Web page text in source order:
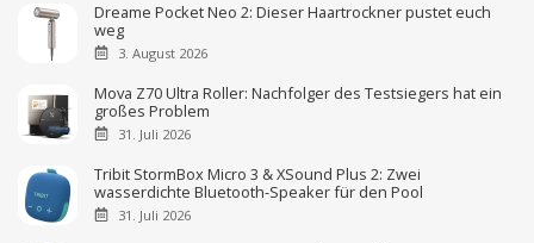
Dreame Pocket Neo 2: Dieser Haartrockner pustet euch
weg
3. August 2026
Mova Z70 Ultra Roller: Nachfolger des Testsiegers hat ein
großes Problem
31. Juli 2026
Tribit StormBox Micro 3 & XSound Plus 2: Zwei
wasserdichte Bluetooth-Speaker für den Pool
31. Juli 2026